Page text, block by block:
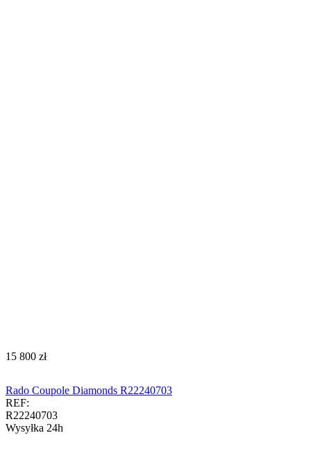
‍15 800‍ zł
Rado Coupole Diamonds R22240703
REF:
R22240703
Wysyłka 24h